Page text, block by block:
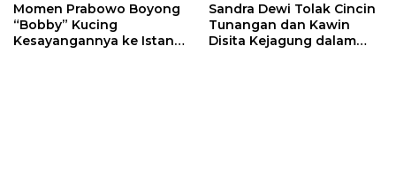
Momen Prabowo Boyong
“Bobby” Kucing
Kesayangannya ke Istana
Sandra Dewi Tolak Cincin
Tunangan dan Kawin
Disita Kejagung dalam